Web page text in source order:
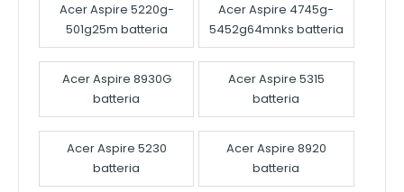
Acer Aspire 5220g-
501g25m batteria
Acer Aspire 4745g-
5452g64mnks batteria
Acer Aspire 8930G
batteria
Acer Aspire 5315
batteria
Acer Aspire 5230
batteria
Acer Aspire 8920
batteria